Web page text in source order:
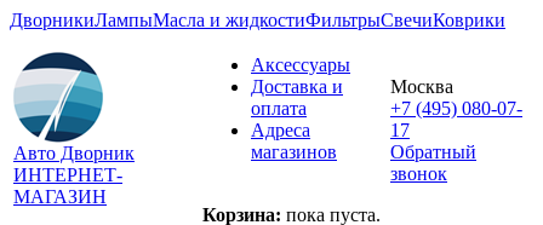
ДворникиЛампыМасла и жидкостиФильтрыСвечиКоврики
Авто Дворник
ИНТЕРНЕТ-
МАГАЗИН
Аксессуары
Доставка и
оплата
Адреса
магазинов
Корзина: пока пуста.
Москва
+7 (495) 080-07-
17
Обратный
звонок